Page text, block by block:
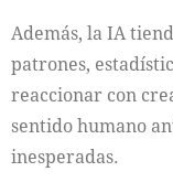
Además, la IA
patrones,
reaccionar con
sentido humano
inesperadas.